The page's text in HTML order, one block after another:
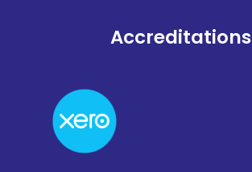
Accreditations